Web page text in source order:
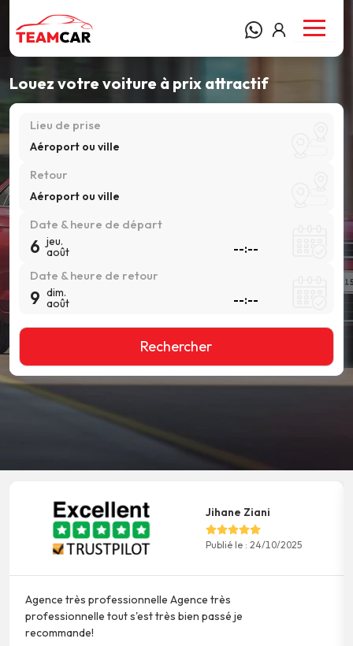
Louez votre voiture à prix attractif
Lieu de prise
Aéroport ou ville
Retour
Aéroport ou ville
Date & heure de départ
6 jeu.
août
Date & heure de retour
9 dim.
août
Rechercher
Jihane Ziani
Publié le : 24/10/2025
Agence très professionnelle Agence très
professionnelle tout s'est très bien passé je
recommande!